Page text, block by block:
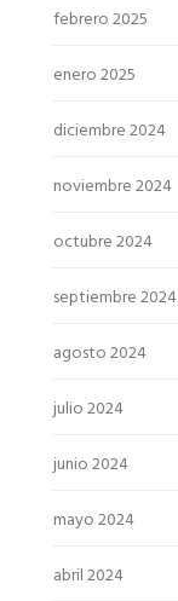
febrero 2025
enero 2025
diciembre 2024
noviembre 2024
octubre 2024
septiembre 2024
agosto 2024
julio 2024
junio 2024
mayo 2024
abril 2024